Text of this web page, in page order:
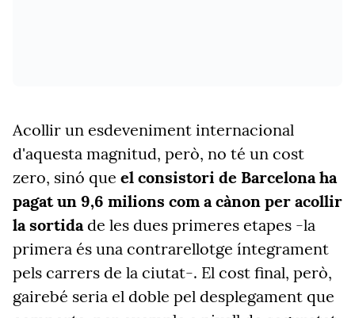
Acollir un esdeveniment internacional
d'aquesta magnitud, però, no té un cost
zero, sinó que el consistori de Barcelona ha
pagat un 9,6 milions com a cànon per acollir
la sortidade les dues primeres etapes -la
primera és una contrarellotge íntegrament
pels carrers de la ciutat-. El cost final, però,
gairebé seria el doble pel desplegament que